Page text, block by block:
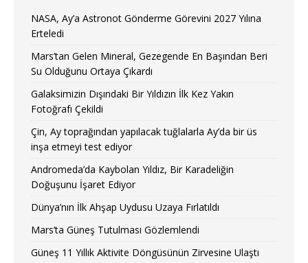
NASA, Ay’a Astronot Gönderme Görevini 2027 Yılına
Erteledi
Mars’tan Gelen Mineral, Gezegende En Başından Beri
Su Olduğunu Ortaya Çıkardı
Galaksimizin Dışındaki Bir Yıldızın İlk Kez Yakın
Fotoğrafı Çekildi
Çin, Ay toprağından yapılacak tuğlalarla Ay’da bir üs
inşa etmeyi test ediyor
Andromeda’da Kaybolan Yıldız, Bir Karadeliğin
Doğuşunu İşaret Ediyor
Dünya’nın İlk Ahşap Uydusu Uzaya Fırlatıldı
Mars’ta Güneş Tutulması Gözlemlendi
Güneş 11 Yıllık Aktivite Döngüsünün Zirvesine Ulaştı